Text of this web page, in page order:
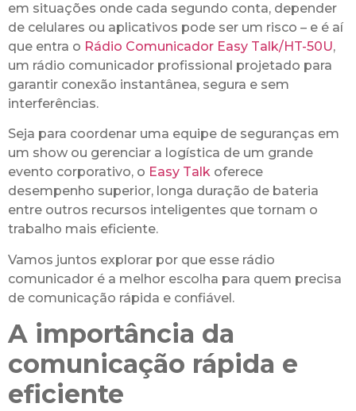
em situações onde cada segundo conta, depender
de celulares ou aplicativos pode ser um risco – e é aí
que entra o Rádio Comunicador Easy Talk/HT-50U,
um rádio comunicador profissional projetado para
garantir conexão instantânea, segura e sem
interferências.
Seja para coordenar uma equipe de seguranças em
um show ou gerenciar a logística de um grande
evento corporativo, o Easy Talk oferece
desempenho superior, longa duração de bateria
entre outros recursos inteligentes que tornam o
trabalho mais eficiente.
Vamos juntos explorar por que esse rádio
comunicador é a melhor escolha para quem precisa
de comunicação rápida e confiável.
A importância da
comunicação rápida e
eficiente